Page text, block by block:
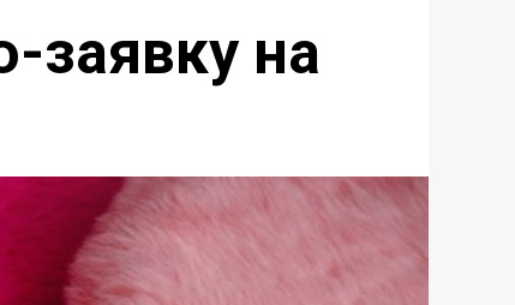
заявку на